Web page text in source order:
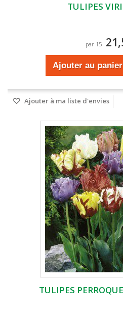
TULIPES
par 15
Ajouter au panier
Ajouter à ma liste d'envies
TULIPES